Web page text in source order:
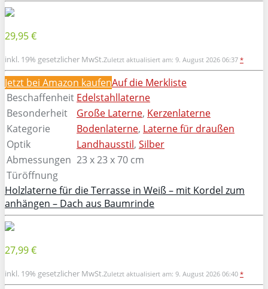
29,95 €
inkl. 19% gesetzlicher MwSt.Zuletzt aktualisiert am: 9. August 2026 06:37 *
Jetzt bei Amazon kaufenAuf die Merkliste
Beschaffenheit Edelstahllaterne
Besonderheit
Große Laterne, Kerzenlaterne
Kategorie
Bodenlaterne, Laterne für draußen
Optik
Landhausstil, Silber
Abmessungen 23 x 23 x 70 cm
Türöffnung
Holzlaterne für die Terrasse in Weiß – mit Kordel zum
anhängen – Dach aus Baumrinde
27,99 €
inkl. 19% gesetzlicher MwSt.Zuletzt aktualisiert am: 9. August 2026 06:40 *